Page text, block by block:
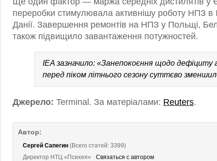
переробки стимулювала активнішу роботу НПЗ в
Данії. Завершення ремонтів на НПЗ у Польщі,
також підвищило завантаження потужностей.
IEA зазначило: «Занепокоєння щодо дефіциту
перед піком літнього сезону суттєво
Джерело: Terminal. За матеріалами: Reuters.
Автор:
Сергей Сапегин (Всего статей: 3399)
Директор НТЦ «Психея»
Связаться с автором